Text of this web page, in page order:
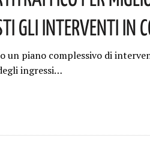
Gli Interventi In
un piano complessivo di
ingressi…